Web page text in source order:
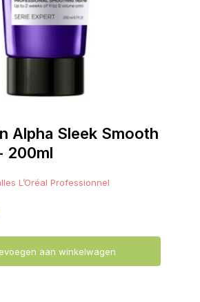
Alpha Sleek Smooth
200ml
L’Oréal Professionnel
aan winkelwagen